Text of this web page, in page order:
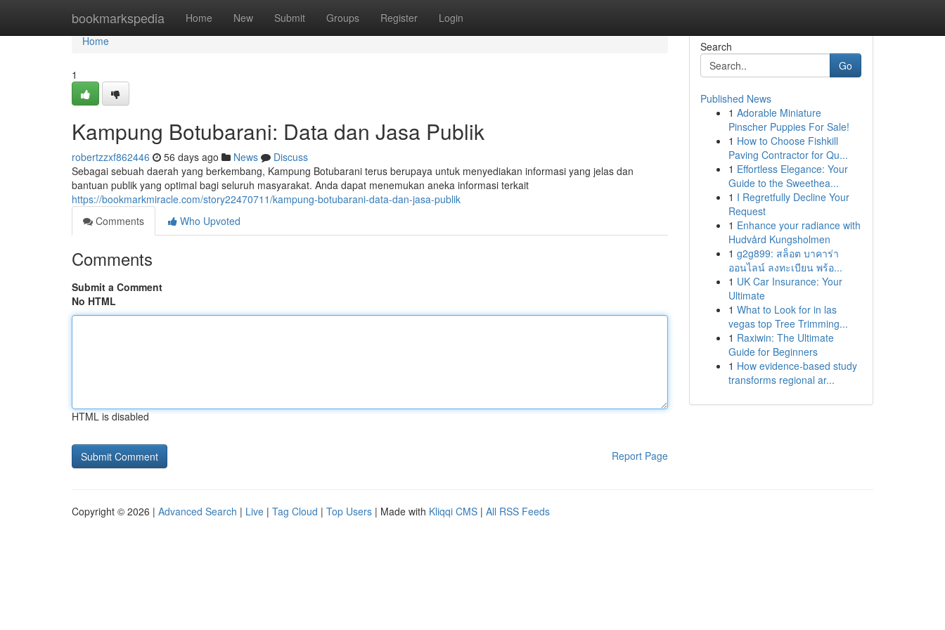
bookmarkspedia Home New Submit Groups Register Login
Home
Home
1
Kampung Botubarani: Data dan Jasa Publik
robertzzxf862446 56 days ago News
Discuss
Sebagai sebuah daerah yang berkembang, Kampung Botubarani terus berupaya untuk menyediakan informasi yang jelas dan
bantuan publik yang optimal bagi seluruh masyarakat. Anda dapat menemukan aneka informasi terkait
https://bookmarkmiracle.com/story22470711/kampung-botubarani-data-dan-jasa-publik
Comments
Who Upvoted
Comments
Submit a Comment
No HTML
HTML is disabled
Report Page
Search
Go
Published News
1 Adorable Miniature
Pinscher Puppies For Sale!
1 How to Choose Fishkill
Paving Contractor for Qu...
1 Effortless Elegance: Your
Guide to the Sweethea...
1 I Regretfully Decline Your
Request
1 Enhance your radiance with
Hudvård Kungsholmen
1 g2g899: สล็อต บาคาร่า
ออนไลน์ ลงทะเบียน พร้อ...
1 UK Car Insurance: Your
Ultimate
1 What to Look for in las
vegas top Tree Trimming...
1 Raxiwin: The Ultimate
Guide for Beginners
1 How evidence-based study
transforms regional ar...
Copyright © 2026 | Advanced Search | Live | Tag Cloud | Top Users | Made with Kliqqi CMS | All RSS Feeds